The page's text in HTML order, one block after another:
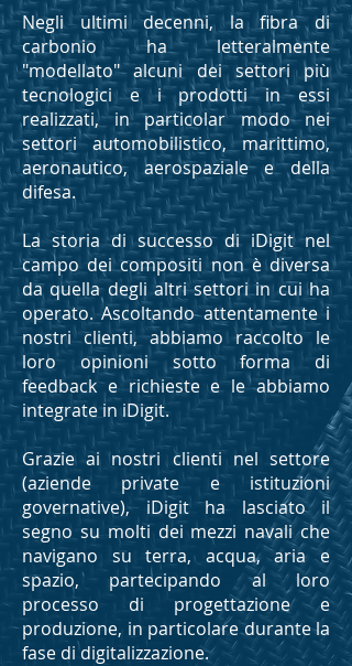
Negli ultimi decenni, la fibra di
carbonio ha letteralmente
"modellato" alcuni dei settori più
tecnologici e i prodotti in essi
realizzati, in particolar modo nei
settori automobilistico, marittimo,
aeronautico, aerospaziale e della
difesa.
La storia di successo di iDigit nel
campo dei compositi non è diversa
da quella degli altri settori in cui ha
operato. Ascoltando attentamente i
nostri clienti, abbiamo raccolto le
loro opinioni sotto forma di
feedback e richieste e le abbiamo
integrate in iDigit.
Grazie ai nostri clienti nel settore
(aziende private e istituzioni
governative), iDigit ha lasciato il
segno su molti dei mezzi navali che
navigano su terra, acqua, aria e
spazio, partecipando al loro
processo di progettazione e
produzione, in particolare durante la
fase di digitalizzazione.